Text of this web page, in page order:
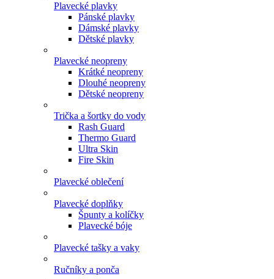
Plavecké plavky
Pánské plavky
Dámské plavky
Dětské plavky
Plavecké neopreny
Krátké neopreny
Dlouhé neopreny
Dětské neopreny
Trička a šortky do vody
Rash Guard
Thermo Guard
Ultra Skin
Fire Skin
Plavecké oblečení
Plavecké doplňky
Špunty a kolíčky
Plavecké bóje
Plavecké tašky a vaky
Ručníky a ponča